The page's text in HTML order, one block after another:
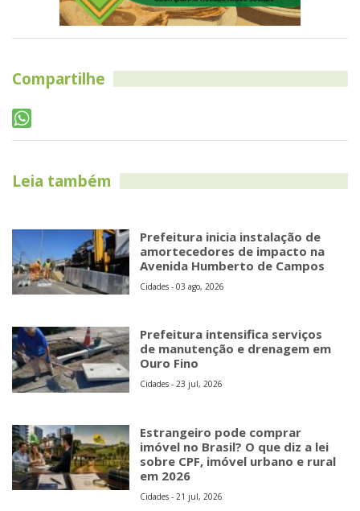
Compartilhe
Leia também
Prefeitura inicia instalação de
amortecedores de impacto na
Avenida Humberto de Campos
Cidades - 03 ago, 2026
Prefeitura intensifica serviços
de manutenção e drenagem em
Ouro Fino
Cidades - 23 jul, 2026
Estrangeiro pode comprar
imóvel no Brasil? O que diz a lei
sobre CPF, imóvel urbano e rural
em 2026
Cidades - 21 jul, 2026